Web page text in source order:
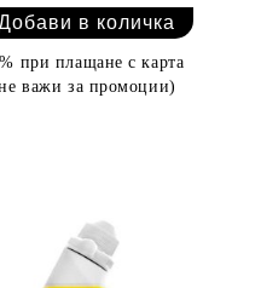
при плащане с карта
важи за промоции)